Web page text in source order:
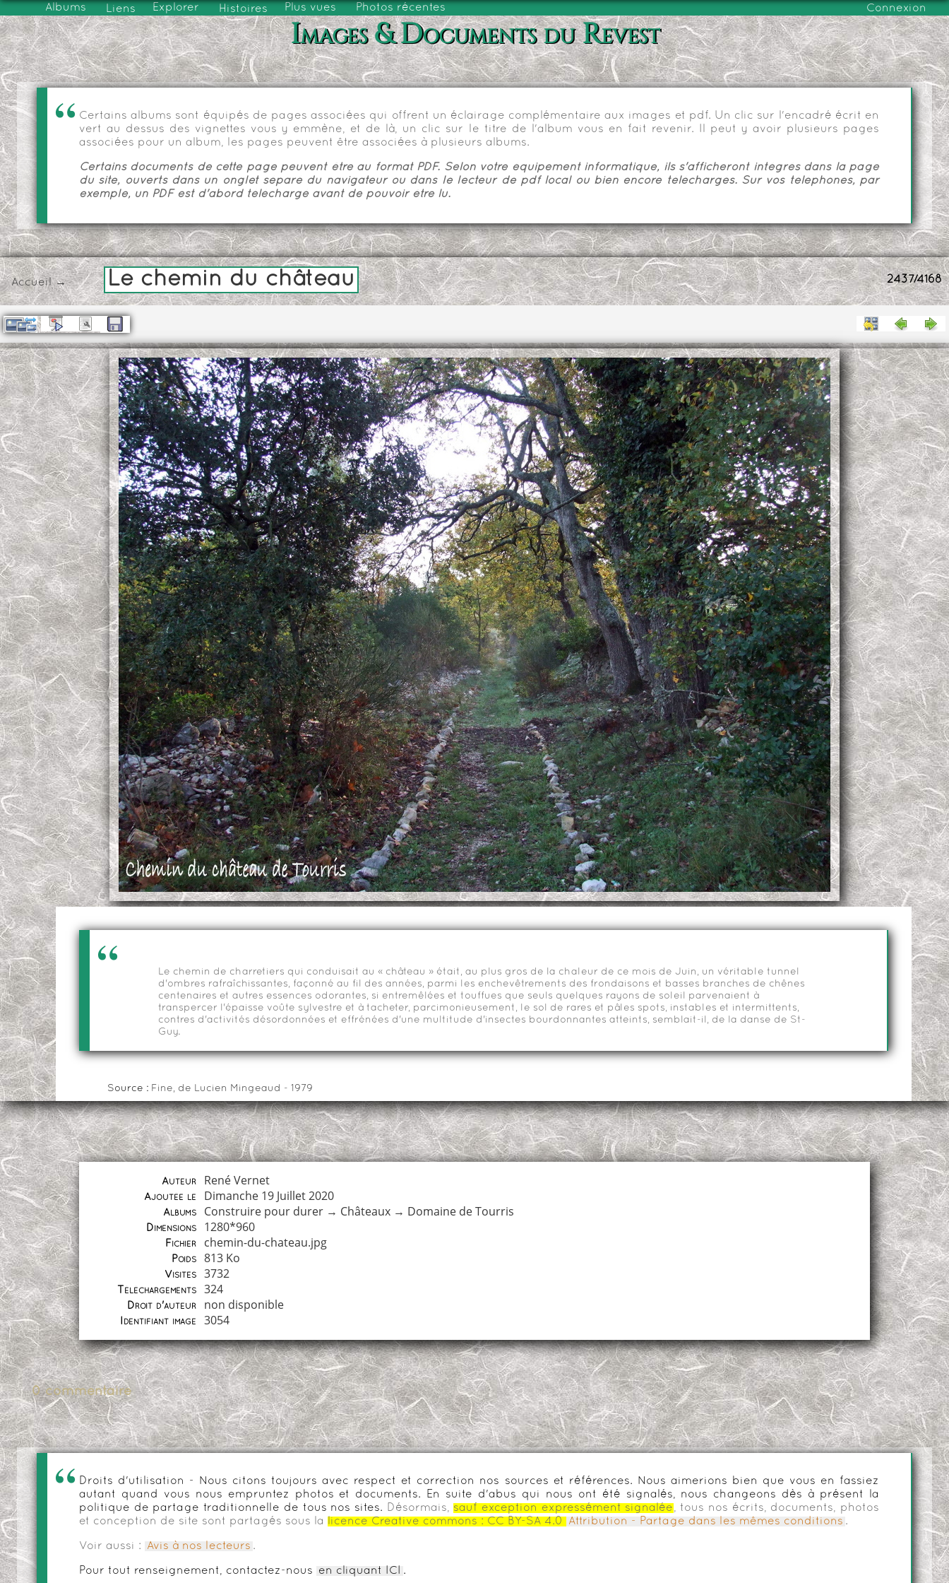
Albums Liens Explorer Histoires Plus vues Photos récentes Connexion
Images & Documents du Revest
Certains albums sont équipés de pages associées qui offrent un éclairage complémentaire aux images et pdf. Un clic sur l'encadré écrit en
vert au dessus des vignettes vous y emmène, et de là, un clic sur le titre de l'album vous en fait revenir. Il peut y avoir plusieurs pages
associées pour un album, les pages peuvent être associées à plusieurs albums.
Certains documents de cette page peuvent être au format PDF. Selon votre équipement informatique, ils s'afficheront intégrés dans la page
du site, ouverts dans un onglet séparé du navigateur ou dans le lecteur de pdf local ou bien encore téléchargés. Sur vos téléphones, par
exemple, un PDF est d'abord téléchargé avant de pouvoir être lu.
2437/4168
Accueil→ Le chemin du château
Le chemin de charretiers qui conduisait au « château » était, au plus gros de la chaleur de ce mois de Juin, un véritable tunnel
d'ombres rafraîchissantes, façonné au fil des années, parmi les enchevêtrements des frondaisons et basses branches de chênes
centenaires et autres essences odorantes, si entremêlées et touffues que seuls quelques rayons de soleil parvenaient à
transpercer l'épaisse voûte sylvestre et à tacheter, parcimonieusement, le sol de rares et pâles spots, instables et intermittents,
contres d'activités désordonnées et effrénées d'une multitude d'insectes bourdonnantes atteints, semblait-il, de la danse de St-
Guy.
Source : Fine, de Lucien Mingeaud - 1979
Auteur René Vernet
Ajoutée le Dimanche 19 Juillet 2020
Albums Construire pour durer → Châteaux → Domaine de Tourris
Dimensions 1280*960
Fichier chemin-du-chateau.jpg
Poids 813 Ko
Visites 3732
Téléchargements 324
Droit d'auteur non disponible
Identifiant image 3054
0 commentaire
Droits d'utilisation - Nous citons toujours avec respect et correction nos sources et références. Nous aimerions bien que vous en fassiez
autant quand vous nous empruntez photos et documents. En suite d'abus qui nous ont été signalés, nous changeons dès à présent la
politique de partage traditionnelle de tous nos sites.
Désormais, sauf exception expressément signalée , tous nos écrits, documents, photos
et conception de site sont partagés sous la
licence Creative commons : CC BY-SA 4.0 Attribution - Partage dans les mêmes conditions .
Voir aussi : Avis à nos lecteurs .
Pour tout renseignement, contactez-nous en cliquant ICI .